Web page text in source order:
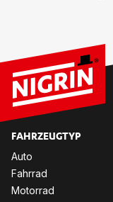
FAHRZEUGTYP
Auto
Fahrrad
Motorrad